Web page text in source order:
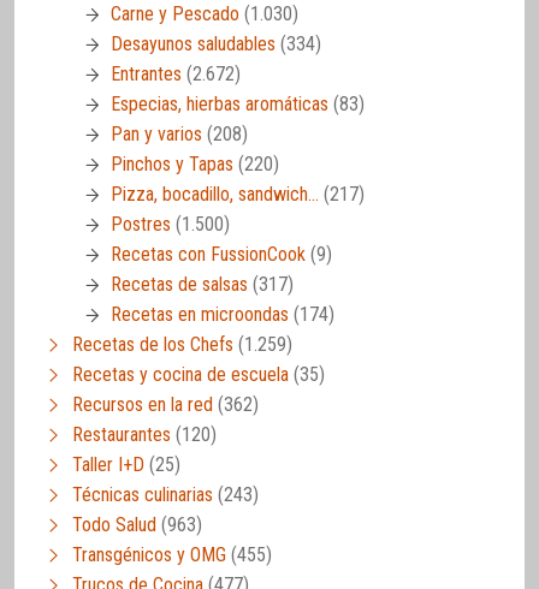
Carne y Pescado (1.030)
Desayunos saludables (334)
Entrantes (2.672)
Especias, hierbas aromáticas (83)
Pan y varios (208)
Pinchos y Tapas (220)
Pizza, bocadillo, sandwich… (217)
Postres (1.500)
Recetas con FussionCook (9)
Recetas de salsas (317)
Recetas en microondas (174)
Recetas de los Chefs (1.259)
Recetas y cocina de escuela (35)
Recursos en la red (362)
Restaurantes (120)
Taller I+D (25)
Técnicas culinarias (243)
Todo Salud (963)
Transgénicos y OMG (455)